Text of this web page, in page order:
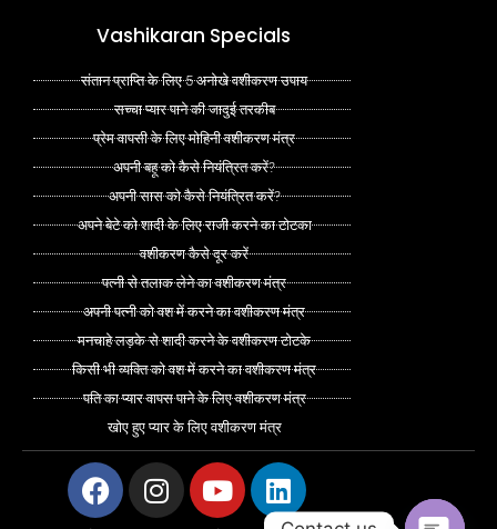
Vashikaran Specials
संतान प्राप्ति के लिए 5 अनोखे वशीकरण उपाय
सच्चा प्यार पाने की जादुई तरकीब
प्रेम वापसी के लिए मोहिनी वशीकरण मंत्र
अपनी बहू को कैसे नियंत्रित करें?
अपनी सास को कैसे नियंत्रित करें?
अपने बेटे को शादी के लिए राजी करने का टोटका
वशीकरण कैसे दूर करें
पत्नी से तलाक लेने का वशीकरण मंत्र
अपनी पत्नी को वश में करने का वशीकरण मंत्र
मनचाहे लड़के से शादी करने के वशीकरण टोटके
किसी भी व्यक्ति को वश में करने का वशीकरण मंत्र
पति का प्यार वापस पाने के लिए वशीकरण मंत्र
खोए हुए प्यार के लिए वशीकरण मंत्र
Facebook
Instagram
YoutubeLinkedin